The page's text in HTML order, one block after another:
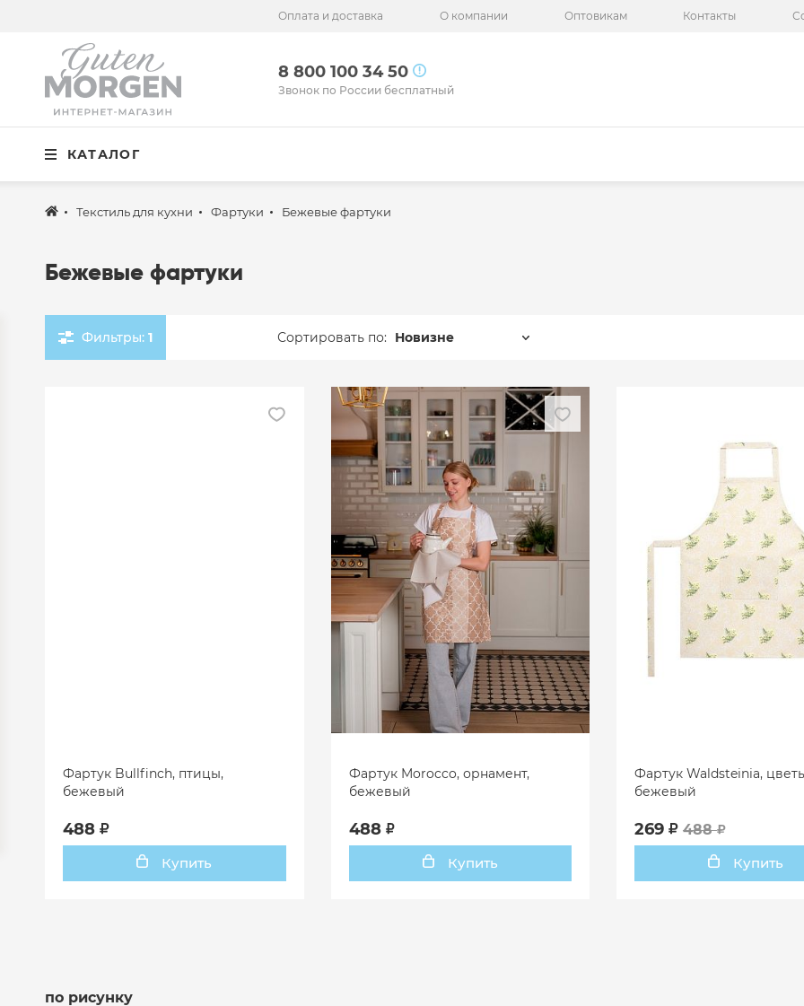
Оплата и доставка О компании Оптовикам Контакты
8 800 100 34 50
Звонок по России бесплатный
КАТАЛОГ
8 800 100 34 50
Звонок по России бесплатный
Спальня
Кухня
Ванная
Готовые решения
Распродажа
Текстиль для кухни Фартуки Бежевые фартуки
Бежевые фартуки
Фильтры: 1 Сортировать по: Новизне
Фартук Bullfinch, птицы,
бежевый
488
Купить
Фартук Morocco, орнамент,
бежевый
488
Купить
Фартук Waldsteinia,
бежевый
269
488
Купить
по рисунку